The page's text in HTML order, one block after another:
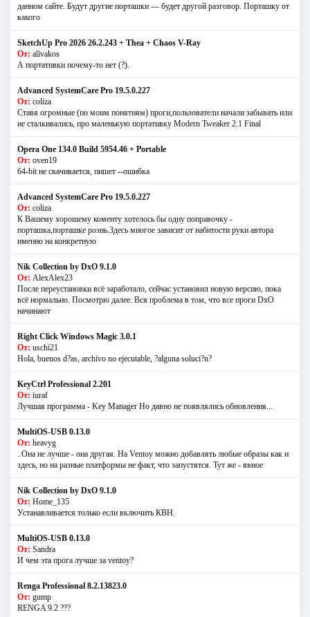
данном сайте. Будут другие порташки — будет другой разговор. Порташку от
какого
SketchUp Pro 2026 26.2.243 + Thea + Chaos V-Ray
От: alivakos
А портативки почему-то нет (?).
Advanced SystemCare Pro 19.5.0.227
От: coliza
Ставя огромные (по моим понятиям) проги,пользователи начали забывать или
не сталкивались, про маленькую портативку Modern Tweaker 2.1 Final
Opera One 134.0 Build 5954.46 + Portable
От: oven19
64-bit не скачивается, пишет --ошибка
Advanced SystemCare Pro 19.5.0.227
От: coliza
К Вашему хорошему коменту хотелось бы одну поправочку -
порташка,порташке рознь.Здесь многое зависит от набитости руки автора
именно на конкретную
Nik Collection by DxO 9.1.0
От: AlexAlex23
После переустановки всё заработало, сейчас установил новую версию, пока
всё нормально. Посмотрю далее. Вся проблема в том, что все проги DxO
начинают
Right Click Windows Magic 3.0.1
От: uschi21
Hola, buenos d?as, archivo no ejecutable, ?alguna soluci?n?
KeyCtrl Professional 2.201
От: iuraf
Лучшая программа - Key Manager Но давно не появлялись обновления...
MultiOS-USB 0.13.0
От: heavyg
..Она не лучше - она другая. На Ventoy можно добавлять любые образы как и
здесь, но на разные платформы не факт, что запустятся. Тут же - явное
Nik Collection by DxO 9.1.0
От: Home_135
Устанавливается только если включить КВН.
MultiOS-USB 0.13.0
От: Sandra
И чем эта прога лучше за ventoy?
Renga Professional 8.2.13823.0
От: gump
RENGA 9.2 ???